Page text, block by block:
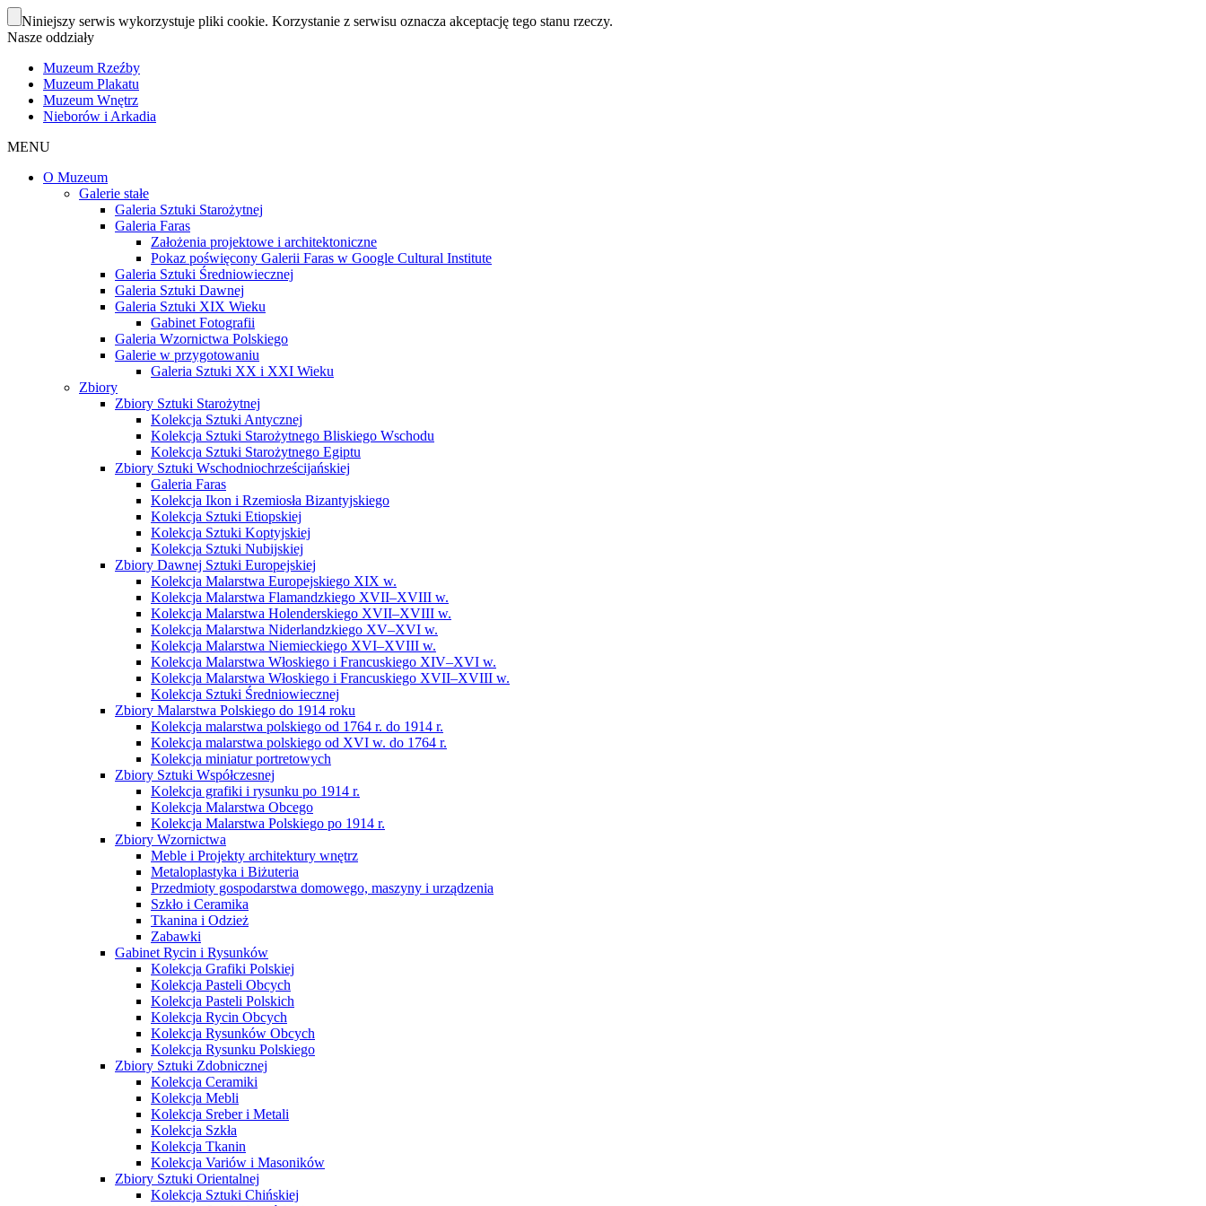
Niniejszy serwis wykorzystuje pliki cookie. Korzystanie z serwisu oznacza akceptację tego stanu rzeczy.
Nasze oddziały
Muzeum Rzeźby
Muzeum Plakatu
Muzeum Wnętrz
Nieborów i Arkadia
MENU
O Muzeum
Galerie stałe
Galeria Sztuki Starożytnej
Galeria Faras
Założenia projektowe i architektoniczne
Pokaz poświęcony Galerii Faras w Google Cultural Institute
Galeria Sztuki Średniowiecznej
Galeria Sztuki Dawnej
Galeria Sztuki XIX Wieku
Gabinet Fotografii
Galeria Wzornictwa Polskiego
Galerie w przygotowaniu
Galeria Sztuki XX i XXI Wieku
Zbiory
Zbiory Sztuki Starożytnej
Kolekcja Sztuki Antycznej
Kolekcja Sztuki Starożytnego Bliskiego Wschodu
Kolekcja Sztuki Starożytnego Egiptu
Zbiory Sztuki Wschodniochrześcijańskiej
Galeria Faras
Kolekcja Ikon i Rzemiosła Bizantyjskiego
Kolekcja Sztuki Etiopskiej
Kolekcja Sztuki Koptyjskiej
Kolekcja Sztuki Nubijskiej
Zbiory Dawnej Sztuki Europejskiej
Kolekcja Malarstwa Europejskiego XIX w.
Kolekcja Malarstwa Flamandzkiego XVII–XVIII w.
Kolekcja Malarstwa Holenderskiego XVII–XVIII w.
Kolekcja Malarstwa Niderlandzkiego XV–XVI w.
Kolekcja Malarstwa Niemieckiego XVI–XVIII w.
Kolekcja Malarstwa Włoskiego i Francuskiego XIV–XVI w.
Kolekcja Malarstwa Włoskiego i Francuskiego XVII–XVIII w.
Kolekcja Sztuki Średniowiecznej
Zbiory Malarstwa Polskiego do 1914 roku
Kolekcja malarstwa polskiego od 1764 r. do 1914 r.
Kolekcja malarstwa polskiego od XVI w. do 1764 r.
Kolekcja miniatur portretowych
Zbiory Sztuki Współczesnej
Kolekcja grafiki i rysunku po 1914 r.
Kolekcja Malarstwa Obcego
Kolekcja Malarstwa Polskiego po 1914 r.
Zbiory Wzornictwa
Meble i Projekty architektury wnętrz
Metaloplastyka i Biżuteria
Przedmioty gospodarstwa domowego, maszyny i urządzenia
Szkło i Ceramika
Tkanina i Odzież
Zabawki
Gabinet Rycin i Rysunków
Kolekcja Grafiki Polskiej
Kolekcja Pasteli Obcych
Kolekcja Pasteli Polskich
Kolekcja Rycin Obcych
Kolekcja Rysunków Obcych
Kolekcja Rysunku Polskiego
Zbiory Sztuki Zdobnicznej
Kolekcja Ceramiki
Kolekcja Mebli
Kolekcja Sreber i Metali
Kolekcja Szkła
Kolekcja Tkanin
Kolekcja Variów i Masoników
Zbiory Sztuki Orientalnej
Kolekcja Sztuki Chińskiej